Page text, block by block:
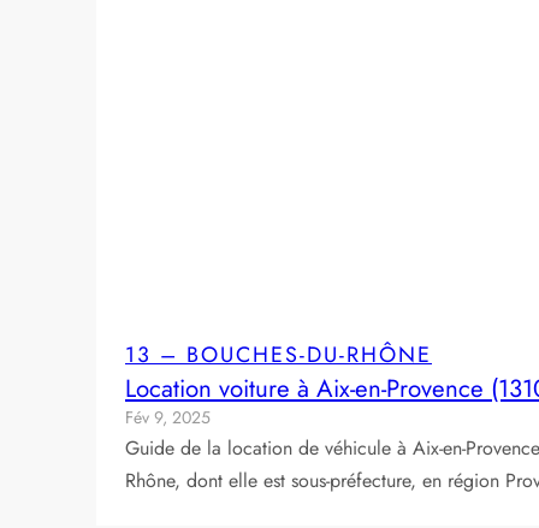
13 – BOUCHES-DU-RHÔNE
Location voiture à Aix-en-Provence
Fév 9, 2025
Guide de la location de véhicule à Aix-en-
Rhône, dont elle est sous-préfecture, en région